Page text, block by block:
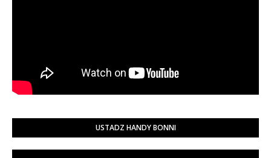
USTADZ HANDY BONNI